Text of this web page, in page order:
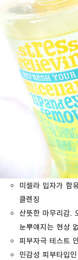
미셀라 입자가 함
클렌징
산뜻한 마무리감.
눈뿌얘지는 현상
피부자극 테스트
민감성 피부타입